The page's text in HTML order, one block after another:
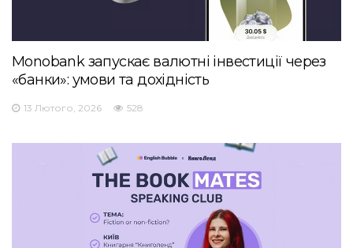
Monobank запускає валютні інвестиції через
«банки»: умови та дохідність
13 Лютого, 2026 528